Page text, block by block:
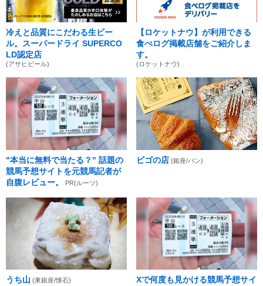
冷えと品質にこだわる生ビー
ル。スーパードライ SUPERCO
LD認定店
(アサヒビール)
【ロケットナウ】が利用できる
食べログ掲載店舗をご紹介しま
す。
(ロケットナウ)
"本当に無料で当たる？" 話題の
競馬予想サイトを元競馬記者が
自腹レビュー。
PR(ルーツ)
ビゴの店 (銀座/パン)
うち山 (東銀座/懐石)
Xで何度も見かける競馬予想サイ